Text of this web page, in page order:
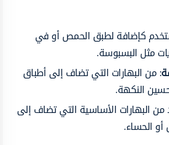
كإضافة لطبق الحمص أو في
مثل البسبوسة.
: من البهارات التي تضاف إلى أطباق
النكهة.
من البهارات الأساسية التي تضاف إلى
أو الحساء.